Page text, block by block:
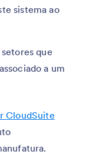
sistema ao
que
a um
CloudSuite